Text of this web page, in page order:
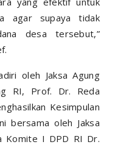
agar supaya tidak
desa tersebut,”
oleh Jaksa Agung
RI, Prof. Dr. Reda
Kesimpulan
bersama oleh Jaksa
Komite I DPD RI Dr.